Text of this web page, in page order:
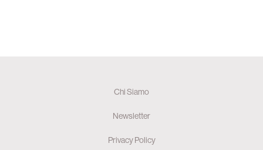
Chi Siamo
Newsletter
Privacy Policy